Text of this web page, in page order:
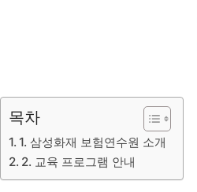
목차
1. 삼성화재 보험연수원 소개
2. 교육 프로그램 안내